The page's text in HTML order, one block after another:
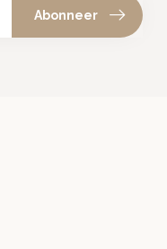
Abonneer